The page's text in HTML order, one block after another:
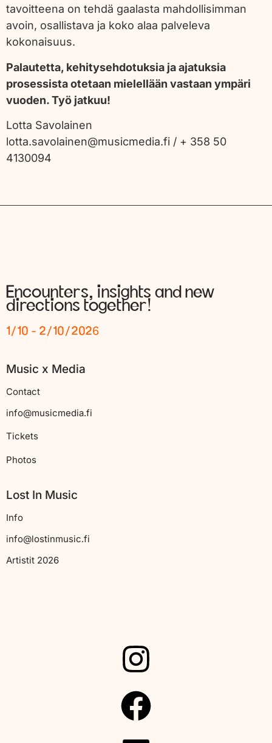
tavoitteena on tehdä gaalasta mahdollisimman
avoin, osallistava ja koko alaa palveleva
kokonaisuus.
Palautetta, kehitysehdotuksia ja ajatuksia
prosessista otetaan mielellään vastaan ympäri
vuoden. Työ jatkuu!
Lotta Savolainen
lotta.savolainen@musicmedia.fi / + 358 50
4130094
Encounters, insights and new
directions together!
1/10 - 2/10/2026
Music x Media
Contact
info@musicmedia.fi
Tickets
Photos
Lost In Music
Info
info@lostinmusic.fi
Artistit 2026